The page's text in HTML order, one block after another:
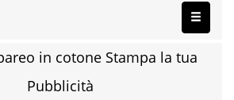
in cotone Stampa la tua
Pubblicità